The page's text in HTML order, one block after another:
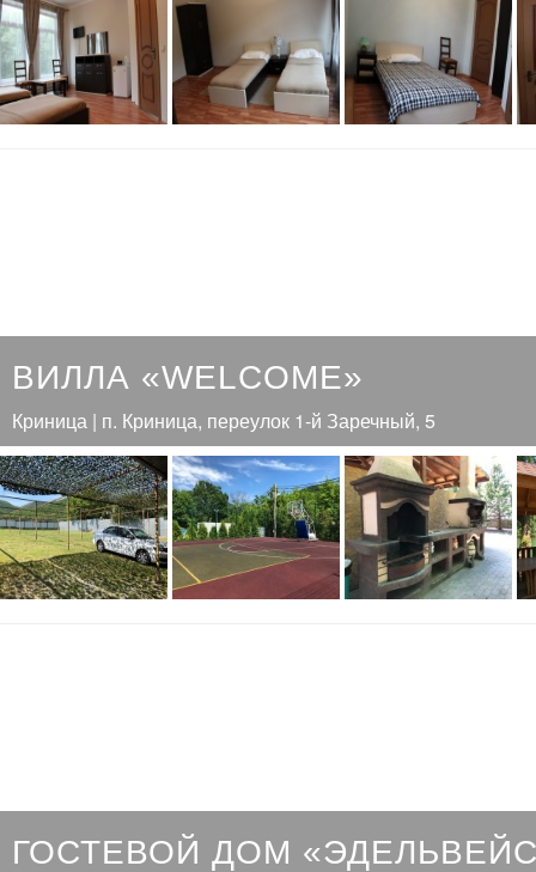
ВИЛЛА «WELCOME»
Криница | п. Криница, переулок 1-й Заречный, 5
ГОСТЕВОЙ ДОМ